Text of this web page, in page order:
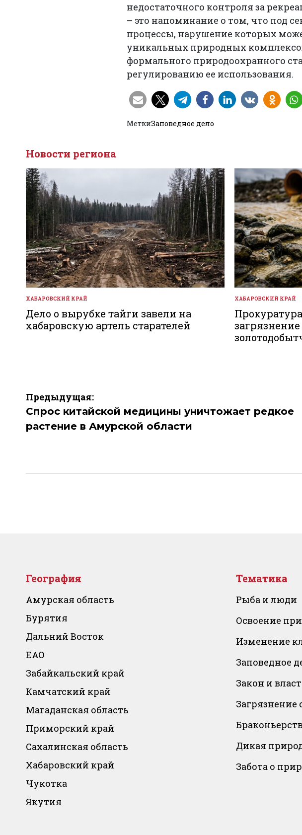
недостаточного контроля за
– это напоминание о том, что под
процессы, нарушение которых
уникальных природных
формального природоохранного
регулированию ее использования.
МеткиЗаповедное дело
Новости региона
ОПУБЛИКОВАНО
В
ХАБАРОВСКИЙ КРАЙ
Дело о вырубке тайги завели на
хабаровскую артель старателей
ОПУБЛИКОВАНО
В
ХАБАРОВСКИЙ КРАЙ
Навигация
по
записям
Предыдущая:
Спрос китайской медицины уничтожает редкое
растение в Амурской области
География
Амурская область
Бурятия
Дальний Восток
ЕАО
Забайкальский край
Камчатский край
Магаданская область
Приморский край
Сахалинская область
Хабаровский край
Чукотка
Якутия
Тематика
Рыба и люди
Освоение
Изменение
Заповедное
Закон и
Загрязнение
Дикая
Забота о